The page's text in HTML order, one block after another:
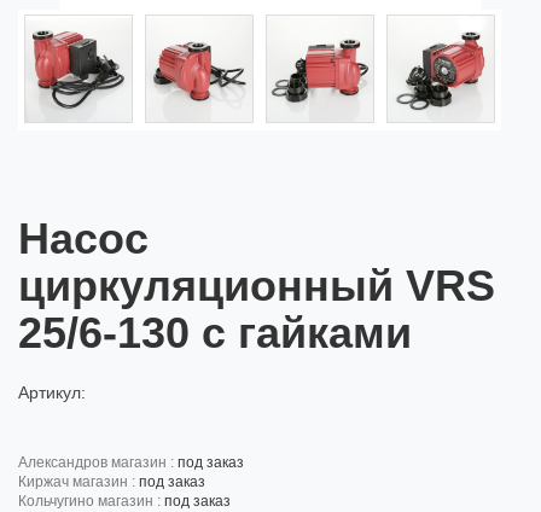
Насос
циркуляционный VRS
25/6-130 с гайками
Артикул:
александров магазин : под заказ
киржач магазин : под заказ
кольчугино магазин : под заказ